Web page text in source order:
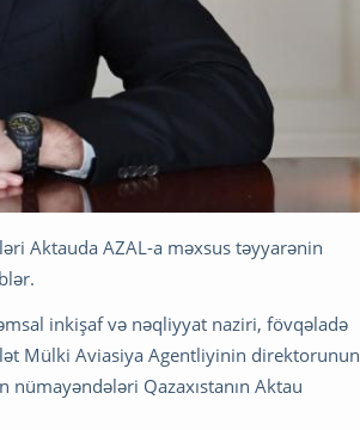
Aktauda AZAL-a məxsus təyyarənin
inkişaf və nəqliyyat naziri, fövqəladə
Mülki Aviasiya Agentliyinin direktorunun
Qazaxıstanın Aktau